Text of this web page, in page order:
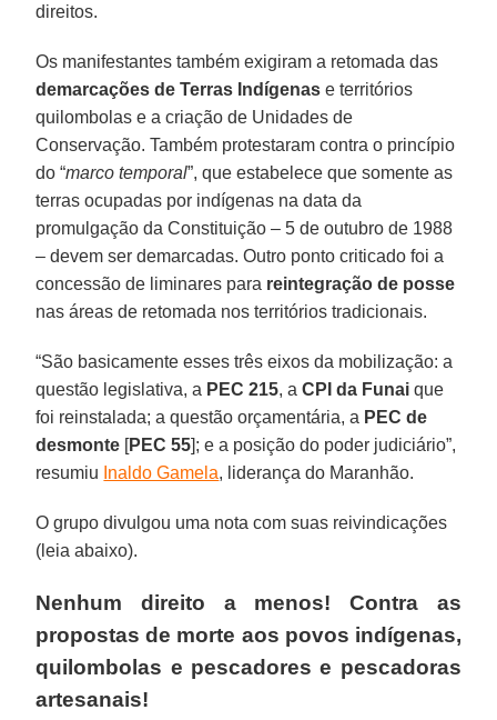
direitos.
Os manifestantes também exigiram a retomada das
demarcações de Terras Indígenas e territórios
quilombolas e a criação de Unidades de
Conservação. Também protestaram contra o princípio
do “marco temporal”, que estabelece que somente as
terras ocupadas por indígenas na data da
promulgação da Constituição – 5 de outubro de 1988
– devem ser demarcadas. Outro ponto criticado foi a
concessão de liminares para reintegração de posse
nas áreas de retomada nos territórios tradicionais.
“São basicamente esses três eixos da mobilização: a
questão legislativa, a PEC 215, aCPI da Funai que
foi reinstalada; a questão orçamentária, a PEC de
desmonte [PEC 55]; e a posição do poder judiciário”,
resumiu Inaldo Gamela, liderança do Maranhão.
O grupo divulgou uma nota com suas reivindicações
(leia abaixo).
Nenhum direito a menos! Contra as
propostas de morte aos povos indígenas,
quilombolas e pescadores e pescadoras
artesanais!